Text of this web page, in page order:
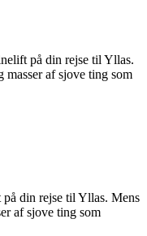
på din rejse til Yllas.
masser af sjove ting som
din rejse til Yllas. Mens
af sjove ting som